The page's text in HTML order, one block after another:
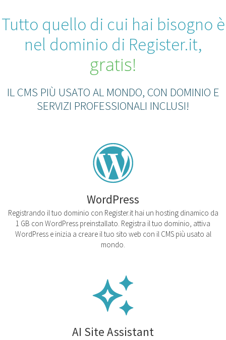
Tutto quello di cui hai bisogno è
nel dominio di Register.it,
gratis!
IL CMS PIÙ USATO AL MONDO, CON DOMINIO E
SERVIZI PROFESSIONALI INCLUSI!
WordPress
Registrando il tuo dominio con Register.it hai un hosting dinamico da
1 GB con WordPress preinstallato. Registra il tuo dominio, attiva
WordPress e inizia a creare il tuo sito web con il CMS più usato al
mondo.
AI Site Assistant